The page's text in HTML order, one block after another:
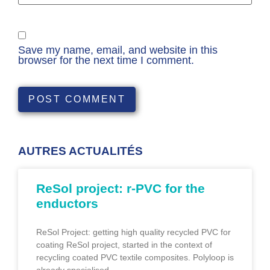
Save my name, email, and website in this
browser for the next time I comment.
AUTRES ACTUALITÉS
ReSol project: r-PVC for the
enductors
ReSol Project: getting high quality recycled PVC for
coating ReSol project, started in the context of
recycling coated PVC textile composites. Polyloop is